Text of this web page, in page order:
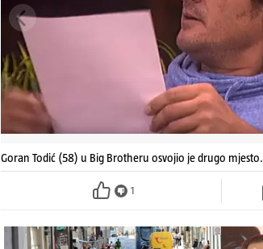
Goran Todić (58) u Big Brotheru osvojio je drugo mjesto.
1